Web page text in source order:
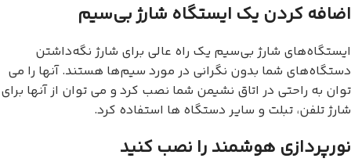
اضافه کردن یک ایستگاه شارژ بی‌سیم
ایستگاه‌های شارژ بی‌سیم یک راه عالی برای شارژ نگه‌داشتن
دستگاه‌های شما بدون نگرانی در مورد سیم‌ها هستند. آنها را می
توان به راحتی در اتاق نشیمن شما نصب کرد و می توان از آنها برای
شارژ تلفن، تبلت و سایر دستگاه ها استفاده کرد.
نورپردازی هوشمند را نصب کنید